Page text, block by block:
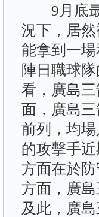
9月底最
況下，居
能拿到一
陣日職球
看，廣島
面，廣島
前列，均
的攻擊手
方面在於
方面，廣
及此，廣